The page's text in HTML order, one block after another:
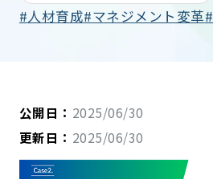
人材育成 マネジメント変革
公開日： 2025/06/30
更新日： 2025/06/30